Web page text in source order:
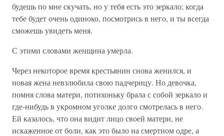
будешь по мне скучать, но у тебя есть это зеркало; когда
тебе будет очень одиноко, посмотрись в него, и ты всегда
сможешь увидеть меня.
С этими словами женщина умерла.
Через некоторое время крестьянин снова женился, и
новая жена невзлюбила свою падчерицу. Но девочка,
помня слова матери, потихоньку брала с собой зеркало и
где-нибудь в укромном уголке долго смотрелась в него.
Ей казалось, что она видит лицо своей матери, не
искаженное от боли, как это было на смертном одре, а